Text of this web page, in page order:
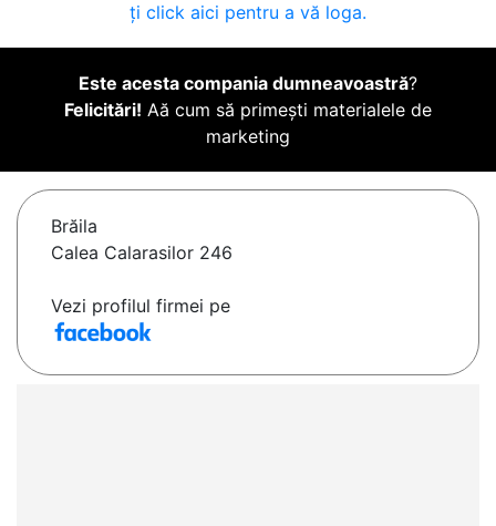
ți click aici pentru a vă loga.
Este acesta compania dumneavoastră?
Felicitări! Aă cum să primești materialele de
marketing
Brăila
Calea Calarasilor 246
Vezi profilul firmei pe